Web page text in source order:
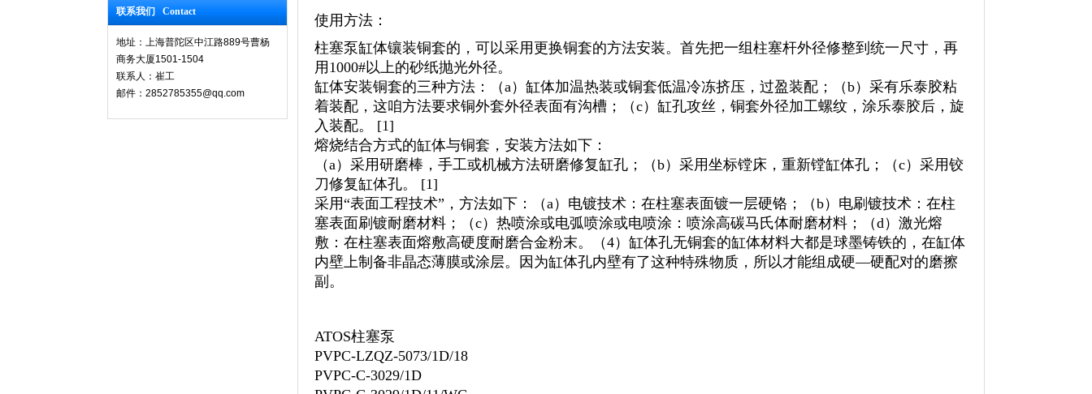
联系我们 Contact
地址：上海普陀区中江路889号曹杨
商务大厦1501-1504
联系人：崔工
邮件：2852785355@qq.com
使用方法：
柱塞泵缸体镶装铜套的，可以采用更换铜套的方法安装。首先把一组柱塞杆外径修整到统一尺寸，再
用1000#以上的砂纸抛光外径。
缸体安装铜套的三种方法：（a）缸体加温热装或铜套低温冷冻挤压，过盈装配；（b）采有乐泰胶粘
着装配，这咱方法要求铜外套外径表面有沟槽；（c）缸孔攻丝，铜套外径加工螺纹，涂乐泰胶后，旋
入装配。 [1]
熔烧结合方式的缸体与铜套，安装方法如下：
（a）采用研磨棒，手工或机械方法研磨修复缸孔；（b）采用坐标镗床，重新镗缸体孔；（c）采用铰
刀修复缸体孔。 [1]
采用“表面工程技术”，方法如下：（a）电镀技术：在柱塞表面镀一层硬铬；（b）电刷镀技术：在柱
塞表面刷镀耐磨材料；（c）热喷涂或电弧喷涂或电喷涂：喷涂高碳马氏体耐磨材料；（d）激光熔
敷：在柱塞表面熔敷高硬度耐磨合金粉末。（4）缸体孔无铜套的缸体材料大都是球墨铸铁的，在缸体
内壁上制备非晶态薄膜或涂层。因为缸体孔内壁有了这种特殊物质，所以才能组成硬—硬配对的磨擦
副。
ATOS柱塞泵
PVPC-LZQZ-5073/1D/18
PVPC-C-3029/1D